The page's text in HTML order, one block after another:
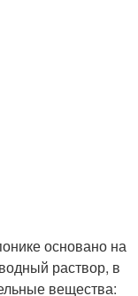
основано на
раствор, в
вещества: